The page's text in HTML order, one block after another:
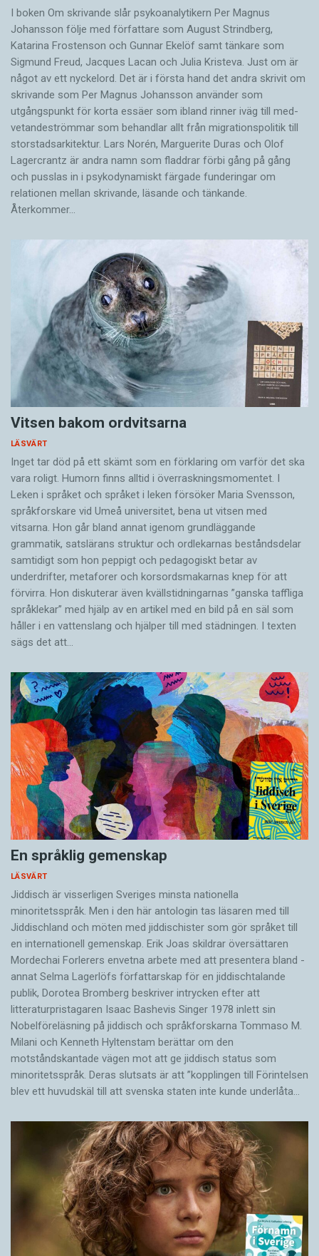
I boken Om skrivande slår psykoanalytikern Per Magnus
Johansson följe med författare som August Strindberg,
Katarina Frostenson och Gunnar Ekelöf samt tänkare som
Sigmund Freud, Jacques Lacan och Julia Kristeva. Just om är
något av ett nyckelord. Det är i första hand det andra skrivit om
skrivande som Per Magnus Johansson använder som
utgångspunkt för korta essäer som ibland rinner iväg till med­
vetandeströmmar som behandlar allt från migrationspolitik till
storstadsarkitektur. Lars Norén, Marguerite Duras och Olof
Lagercrantz är andra namn som fladdrar förbi gång på gång
och pusslas in i psykodynamiskt färgade funderingar om
relationen mellan skrivande, läsande och tänkande.
Återkommer…
Vitsen bakom ordvitsarna
LÄSVÄRT
Inget tar död på ett skämt som en förklaring om varför det ska
vara roligt. Humorn finns alltid i överrask­ningsmomentet. I
Leken i språket och språket i leken för­söker Maria Svensson,
språkforskare vid Umeå universitet, bena ut vitsen med
vitsarna. Hon går bland annat igenom grundläggande
grammatik, satslärans struktur och ord­lekarnas beståndsdelar
samtidigt som hon peppigt och pedagogiskt betar av
underdrifter, meta­forer och korsords­makarnas knep för att
förvirra. Hon diskuterar även ­kvällstidningarnas ”ganska taffliga
språklekar” med hjälp av en artikel med en bild på en säl som
håller i en vatten­slang och hjälper till med städningen. I ­texten
sägs det att…
En språklig gemenskap
LÄSVÄRT
Jiddisch är visserligen Sveriges minsta nationella
minoritetsspråk. Men i den här antologin tas läsaren med till
Jiddischland och möten med jiddischister som gör språket till
en internationell gemenskap. Erik Joas skildrar översättaren
Morde­chai Forlerers envetna arbete med att presentera bland ­
annat Selma Lagerlöfs författarskap för en jiddisch­talande
publik, Dorotea Bromberg beskriver intrycken efter att
litteraturpristagaren Isaac Bashevis Singer 1978 inlett sin
Nobelföreläsning på jiddisch och språkforskarna Tommaso M.
Milani och Kenneth Hyltenstam berättar om den
motståndskantade vägen mot att ge jiddisch status som
minoritetsspråk. Deras slutsats är att ”kopplingen till Förintelsen
blev ett huvud­skäl till att svenska staten inte kunde underlåta…